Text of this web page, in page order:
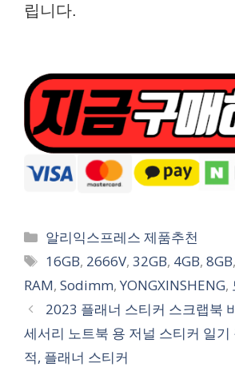
립니다.
Categories
알리익스프레스 제품추천
Tags
16GB, 2666V,32GB, 4GB,8GB,
RAM, Sodimm, YONGXINSHENG,
2023 플래너 스티커 스크랩북
세서리 노트북 용 저널 스티커 일기
적, 플래너 스티커